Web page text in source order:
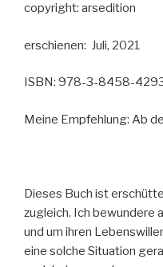
copyright: arsedition
erschienen: Juli, 2021
ISBN: 978-3-8458-
Meine Empfehlung: Ab
Dieses Buch ist
zugleich. Ich bewundere
und um ihren
eine solche Situation